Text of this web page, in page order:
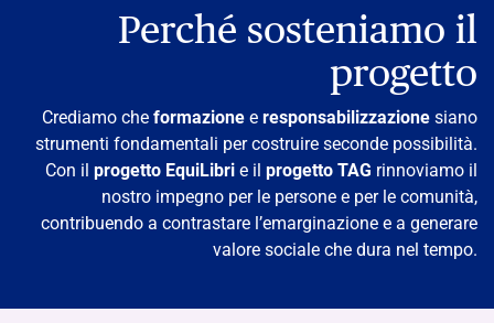
Perché sosteniamo il
progetto
Crediamo che formazione e responsabilizzazione siano
strumenti fondamentali per costruire seconde possibilità.
Con il progetto EquiLibri e il progetto TAG rinnoviamo il
nostro impegno per le persone e per le comunità,
contribuendo a contrastare l’emarginazione e a generare
valore sociale che dura nel tempo.